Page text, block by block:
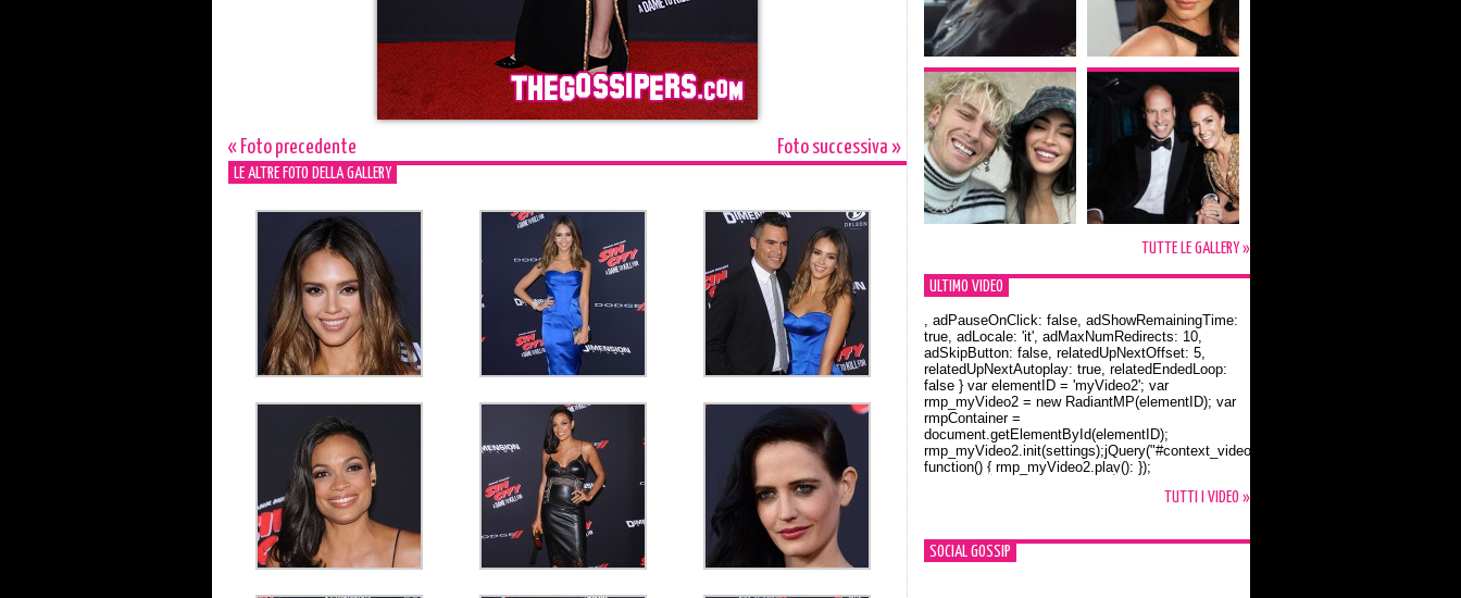
« Foto precedente Foto successiva »
LE ALTRE FOTO DELLA GALLERY
TUTTE LE GALLERY »
ULTIMO VIDEO
Orlando Bloom e la t-shirt dedicata a Flynn
, adPauseOnClick: false, adShowRemainingTime:
true, adLocale: 'it', adMaxNumRedirects: 10,
adSkipButton: false, relatedUpNextOffset: 5,
relatedUpNextAutoplay: true, relatedEndedLoop:
false } var elementID = 'myVideo2'; var
rmp_myVideo2 = new RadiantMP(elementID); var
rmpContainer =
document.getElementById(elementID);
rmp_myVideo2.init(settings);jQuery("#context_video2").one("mouseover",
function() { rmp_myVideo2.play(); });
TUTTI I VIDEO »
SOCIAL GOSSIP